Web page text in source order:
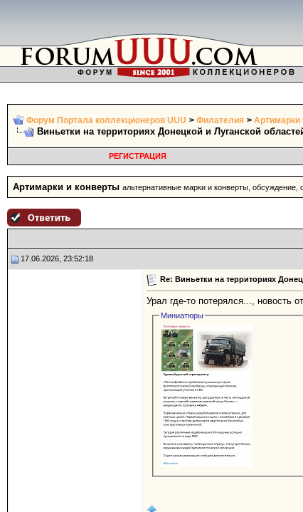
Форум Портала коллекционеров UUU > Филателия > Артимарки
Виньетки на территориях Донецкой и Луганской
РЕГИСТРАЦИЯ
Артимарки и конверты альтернативные марки и конверты,
17.06.2026, 23:52:18
Re: Виньетки на территориях
Урал где-то потерялся..., новость
Миниатюры